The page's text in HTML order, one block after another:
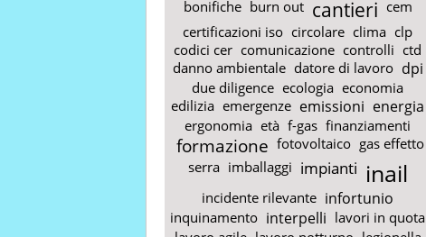
bonifiche burn out cantieri cem
certificazioni iso circolare clima clp
codici cer comunicazione controlli ctd
danno ambientale datore di lavoro dpi
due diligence ecologia economia
edilizia emergenze emissioni energia
ergonomia età f-gas finanziamenti
formazione fotovoltaico gas effetto
serra imballaggi impianti inail
incidente rilevante infortunio
inquinamento interpelli lavori in quota